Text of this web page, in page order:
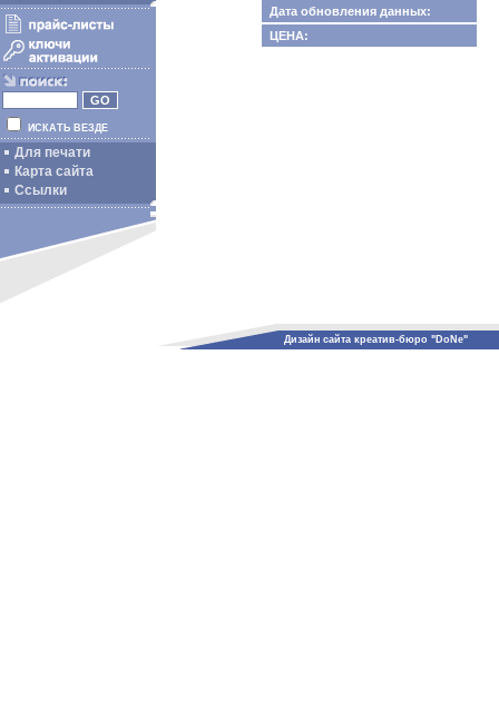
ИСКАТЬ ВЕЗДЕ
Для печати
Карта сайта
Ссылки
Дата обновления данных:
ЦЕНА:
Дизайн сайта креатив-бюро "DoNe"